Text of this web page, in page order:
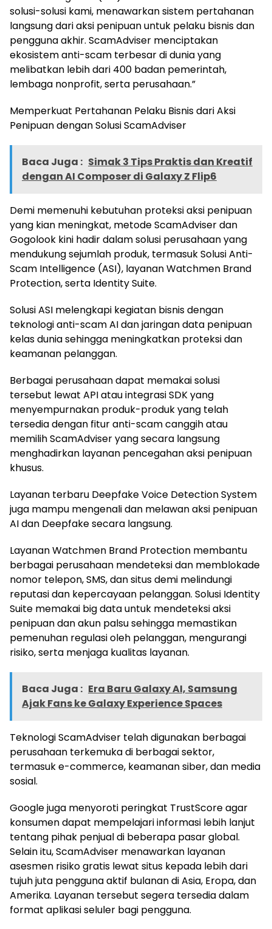
solusi-solusi kami, menawarkan sistem pertahanan
langsung dari aksi penipuan untuk pelaku bisnis dan
pengguna akhir. ScamAdviser menciptakan
ekosistem anti-scam terbesar di dunia yang
melibatkan lebih dari 400 badan pemerintah,
lembaga nonprofit, serta perusahaan.”
Memperkuat Pertahanan Pelaku Bisnis dari Aksi
Penipuan dengan Solusi ScamAdviser
Baca Juga : Simak 3 Tips Praktis dan Kreatif
dengan AI Composer di Galaxy Z Flip6
Demi memenuhi kebutuhan proteksi aksi penipuan
yang kian meningkat, metode ScamAdviser dan
Gogolook kini hadir dalam solusi perusahaan yang
mendukung sejumlah produk, termasuk Solusi Anti-
Scam Intelligence (ASI), layanan Watchmen Brand
Protection, serta Identity Suite.
Solusi ASI melengkapi kegiatan bisnis dengan
teknologi anti-scam AI dan jaringan data penipuan
kelas dunia sehingga meningkatkan proteksi dan
keamanan pelanggan.
Berbagai perusahaan dapat memakai solusi
tersebut lewat API atau integrasi SDK yang
menyempurnakan produk-produk yang telah
tersedia dengan fitur anti-scam canggih atau
memilih ScamAdviser yang secara langsung
menghadirkan layanan pencegahan aksi penipuan
khusus.
Layanan terbaru Deepfake Voice Detection System
juga mampu mengenali dan melawan aksi penipuan
AI dan Deepfake secara langsung.
Layanan Watchmen Brand Protection membantu
berbagai perusahaan mendeteksi dan memblokade
nomor telepon, SMS, dan situs demi melindungi
reputasi dan kepercayaan pelanggan. Solusi Identity
Suite memakai big data untuk mendeteksi aksi
penipuan dan akun palsu sehingga memastikan
pemenuhan regulasi oleh pelanggan, mengurangi
risiko, serta menjaga kualitas layanan.
Baca Juga : Era Baru Galaxy AI, Samsung
Ajak Fans ke Galaxy Experience Spaces
Teknologi ScamAdviser telah digunakan berbagai
perusahaan terkemuka di berbagai sektor,
termasuk e-commerce, keamanan siber, dan media
sosial.
Google juga menyoroti peringkat TrustScore agar
konsumen dapat mempelajari informasi lebih lanjut
tentang pihak penjual di beberapa pasar global.
Selain itu, ScamAdviser menawarkan layanan
asesmen risiko gratis lewat situs kepada lebih dari
tujuh juta pengguna aktif bulanan di Asia, Eropa, dan
Amerika. Layanan tersebut segera tersedia dalam
format aplikasi seluler bagi pengguna.